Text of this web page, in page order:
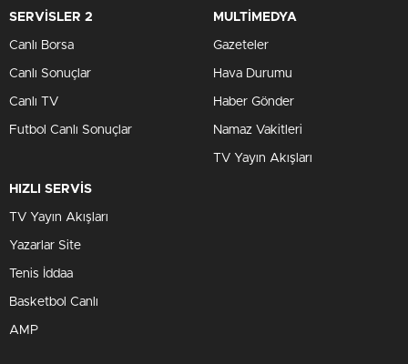
SERVİSLER 2
Canlı Borsa
Canlı Sonuçlar
Canlı TV
Futbol Canlı Sonuçlar
MULTİMEDYA
Gazeteler
Hava Durumu
Haber Gönder
Namaz Vakitleri
TV Yayın Akışları
HIZLI SERVİS
TV Yayın Akışları
Yazarlar Site
Tenis İddaa
Basketbol Canlı
AMP